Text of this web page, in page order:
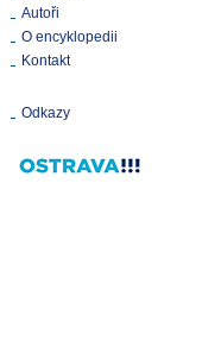
Autoři
O encyklopedii
Kontakt
Odkazy